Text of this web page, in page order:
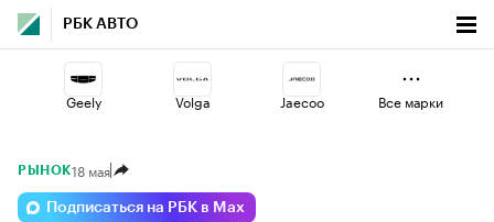
РБК АВТО
Geely Volga Jaecoo
Esteo
Все марки
РЫНОК18 мая
Подписаться на РБК в Max